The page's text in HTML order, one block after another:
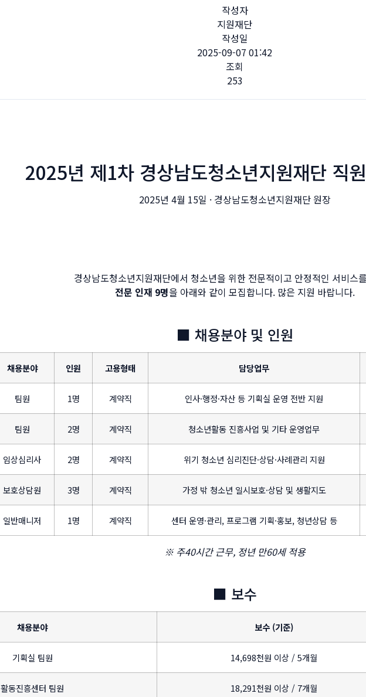
작성자
지원재단
작성일
2025-09-07 01:42
조회
253
2025년 제1차 경상남도청소년지원재단 직
2025년 4월 15일 · 경상남도청소년지원재단 원장
경상남도청소년지원재단에서 청소년을 위한 전문적이고 안정적인 서비스
전문 인재 9명을 아래와 같이 모집합니다. 많은 지원 바랍니다.
■ 채용분야 및 인원
채용분야 인원 고용형태 담당업무
팀원 1명 계약직 인사·행정·자산 등 기획실 운영 전반 지원
팀원 2명 계약직 청소년활동 진흥사업 및 기타 운영업무
임상심리사 2명 계약직 위기 청소년 심리진단·상담·사례관리 지원
보호상담원 3명 계약직 가정 밖 청소년 일시보호·상담 및 생활지도
일반매니저 1명 계약직 센터 운영·관리, 프로그램 기획·홍보, 청년상담 등
※ 주40시간 근무, 정년 만60세 적용
■ 보수
채용분야 보수 (기준)
기획실 팀원 14,698천원 이상 / 5개월
활동진흥센터 팀원 18,291천원 이상 / 7개월